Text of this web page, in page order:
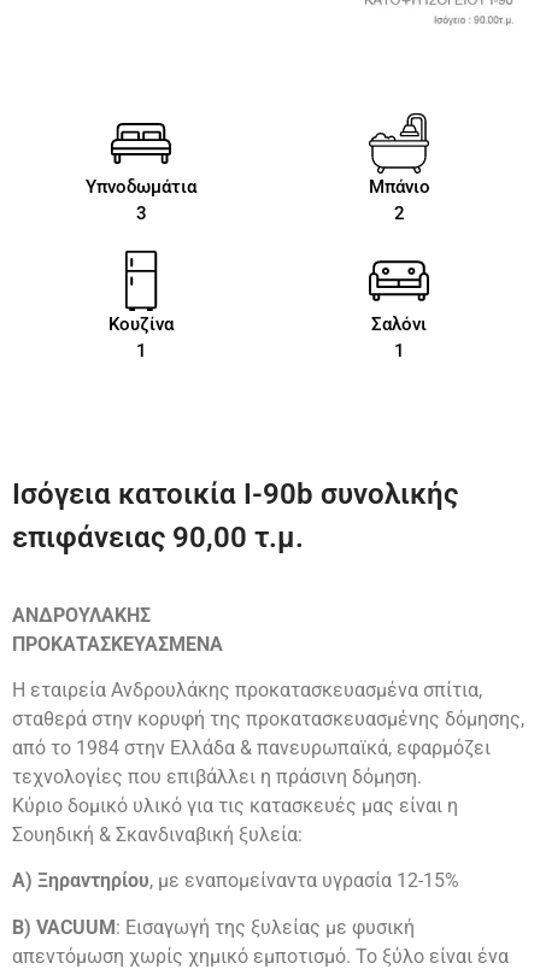
Υπνοδωμάτια
3
Μπάνιο
2
Κουζίνα
1
Σαλόνι
1
Ισόγεια κατοικία Ι-90b συνολικής
επιφάνειας 90,00 τ.μ.
ΑΝΔΡΟΥΛΑΚΗΣ
ΠΡΟΚΑΤΑΣΚΕΥΑΣΜΕΝΑ
Η εταιρεία Ανδρουλάκης προκατασκευασμένα σπίτια,
σταθερά στην κορυφή της προκατασκευασμένης δόμησης,
από το 1984 στην Ελλάδα & πανευρωπαϊκά, εφαρμόζει
τεχνολογίες που επιβάλλει η πράσινη δόμηση.
Κύριο δομικό υλικό για τις κατασκευές μας είναι η
Σουηδική & Σκανδιναβική ξυλεία:
Α) Ξηραντηρίου, με εναπομείναντα υγρασία 12-15%
Β) VACUUM: Εισαγωγή της ξυλείας με φυσική
απεντόμωση χωρίς χημικό εμποτισμό. Το ξύλο είναι ένα